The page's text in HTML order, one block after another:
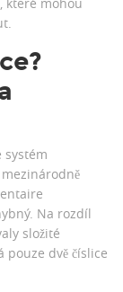
systém
Na rozdíl
složité
pouze dvě číslice